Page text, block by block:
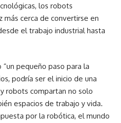
los robots
más cerca de convertirse en
el trabajo industrial hasta
pequeño paso para la
podría ser el inicio de una
robots compartan no solo
espacios de trabajo y vida.
por la robótica, el mundo